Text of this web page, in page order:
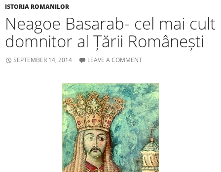
k
ISTORIA ROMANILOR
Neagoe Basarab- cel mai cult
domnitor al Țării Românești
SEPTEMBER 14, 2014 LEAVE A COMMENT